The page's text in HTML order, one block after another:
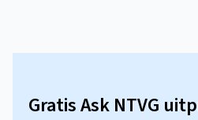
Gratis Ask NTVG